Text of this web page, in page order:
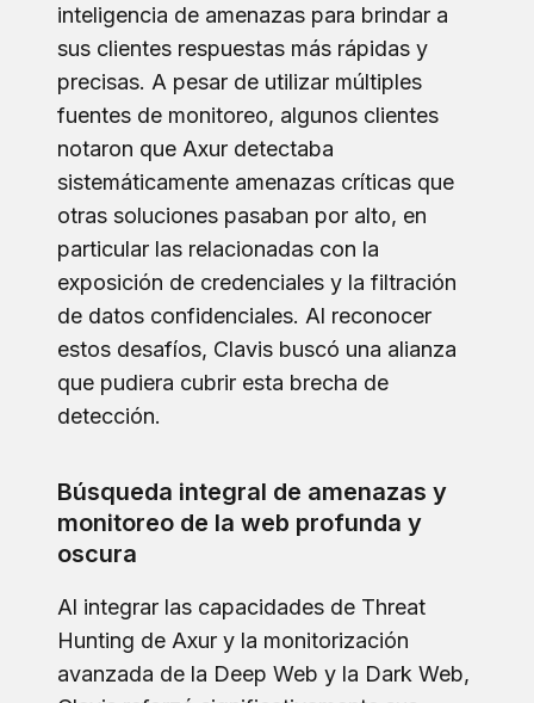
inteligencia de amenazas para brindar a
sus clientes respuestas más rápidas y
precisas. A pesar de utilizar múltiples
fuentes de monitoreo, algunos clientes
notaron que Axur detectaba
sistemáticamente amenazas críticas que
otras soluciones pasaban por alto, en
particular las relacionadas con la
exposición de credenciales y la filtración
de datos confidenciales. Al reconocer
estos desafíos, Clavis buscó una alianza
que pudiera cubrir esta brecha de
detección.
Búsqueda integral de amenazas y
monitoreo de la web profunda y
oscura
Al integrar las capacidades de Threat
Hunting de Axur y la monitorización
avanzada de la Deep Web y la Dark Web,